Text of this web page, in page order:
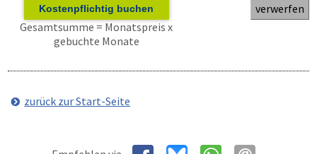
Kostenpflichtig buchen
Gesamtsumme = Monatspreis x
gebuchte Monate
zurück zur Start-Seite